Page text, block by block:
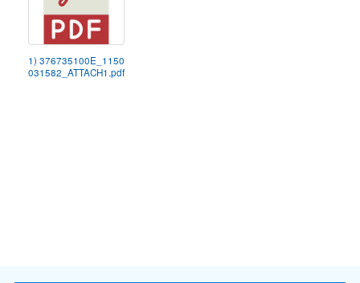
1) 376735100E_1150
031582_ATTACH1.pdf